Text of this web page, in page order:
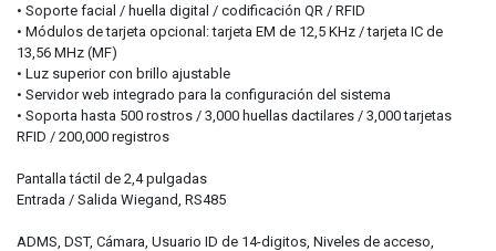
• Soporte facial / huella digital / codificación QR / RFID
• Módulos de tarjeta opcional: tarjeta EM de 12,5 KHz / tarjeta IC de
13,56 MHz (MF)
• Luz superior con brillo ajustable
• Servidor web integrado para la configuración del sistema
• Soporta hasta 500 rostros / 3,000 huellas dactilares / 3,000 tarjetas
RFID / 200,000 registros
Pantalla táctil de 2,4 pulgadas
Entrada / Salida Wiegand, RS485
ADMS, DST, Cámara, Usuario ID de 14-digitos, Niveles de acceso,